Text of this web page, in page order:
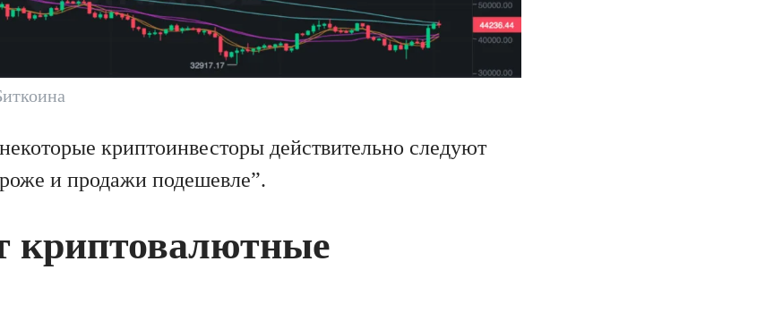
криптоинвесторы действительно следуют
и продажи подешевле”.
криптовалютные